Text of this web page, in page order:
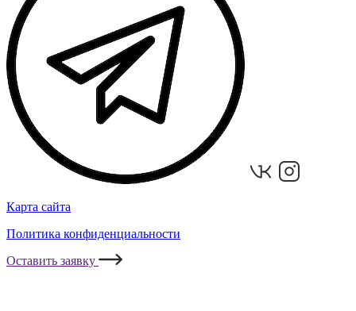
Карта сайта
Политика конфиденциальности
Оставить заявку